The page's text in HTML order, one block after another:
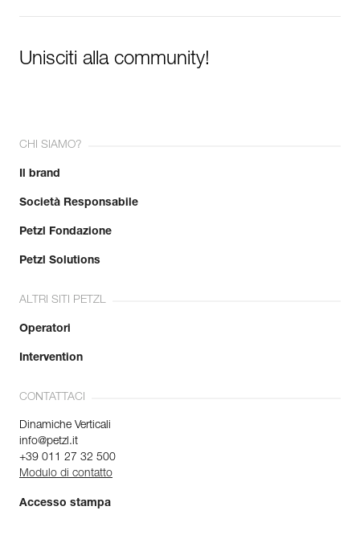
Unisciti alla community!
CHI SIAMO?
Il brand
Società Responsabile
Petzl Fondazione
Petzl Solutions
ALTRI SITI PETZL
Operatori
Intervention
CONTATTACI
Dinamiche Verticali
info@petzl.it
+39 011 27 32 500
Modulo di contatto
Accesso stampa